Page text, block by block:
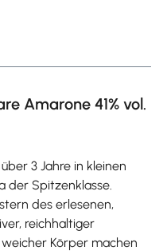
Amarone 41% vol.
3 Jahre in kleinen
der Spitzenklasse.
des erlesenen,
reichhaltiger
Körper machen